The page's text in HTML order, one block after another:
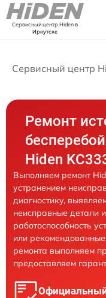
Сервисный центр Hidenв
Иркутске
Сервисный центр
Ремонт
Hiden
Выполняем ремонт
устранением
диагностику,
неисправные детали
работоспособность
или
ремонта выполняем
предоставляем